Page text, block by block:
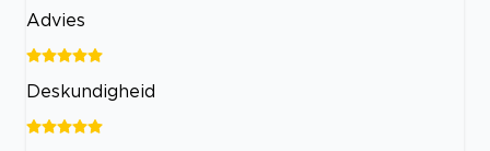
Advies
Deskundigheid